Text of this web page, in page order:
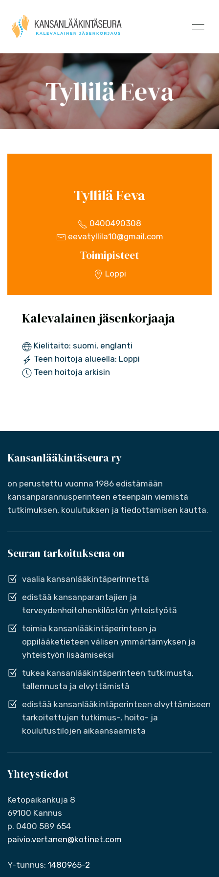
Tyllilä Eeva
Tyllilä Eeva
0400490308
eevatyllila10@gmail.com
Toimipisteet
Loppi
Kalevalainen jäsenkorjaaja
Kielitaito: suomi, englanti
Teen hoitoja alueella: Loppi
Teen hoitoja arkisin
Kansanlääkintäseura ry
on perustettu vuonna 1986 edistämään
kansanparannusperinteen eteenpäin viemistä
tutkimuksen, koulutuksen ja tiedottamisen kautta.
Seuran tarkoituksena on
vaalia kansanlääkintäperinnettä
edistää kansanparantajien ja
terveydenhoitohenkilöstön yhteistyötä
toimia kansanlääkintäperinteen ja
oppilääketieteen välisen ymmärtämyksen ja
yhteistyön lisäämiseksi
tukea kansanlääkintäperinteen tutkimusta,
tallennusta ja elvyttämistä
edistää kansanlääkintäperinteen elvyttämiseen
tarkoitettujen tutkimus-, hoito- ja
koulutustilojen aikaansaamista
Yhteystiedot
Ketopaikankuja 8
69100 Kannus
p. 0400 589 654
paivio.vertanen@kotinet.com
Y-tunnus: 1480965-2